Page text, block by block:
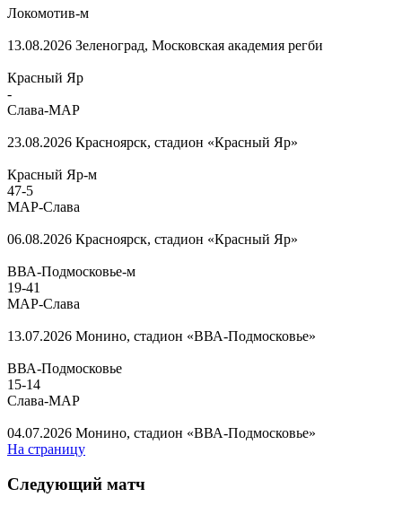
Локомотив-м
13.08.2026 Зеленоград, Московская академия регби
Красный Яр
-
Слава-МАР
23.08.2026 Красноярск, стадион «Красный Яр»
Красный Яр-м
47-5
МАР-Слава
06.08.2026 Красноярск, стадион «Красный Яр»
ВВА-Подмосковье-м
19-41
МАР-Слава
13.07.2026 Монино, стадион «ВВА-Подмосковье»
ВВА-Подмосковье
15-14
Слава-МАР
04.07.2026 Монино, стадион «ВВА-Подмосковье»
На страницу
Следующий матч